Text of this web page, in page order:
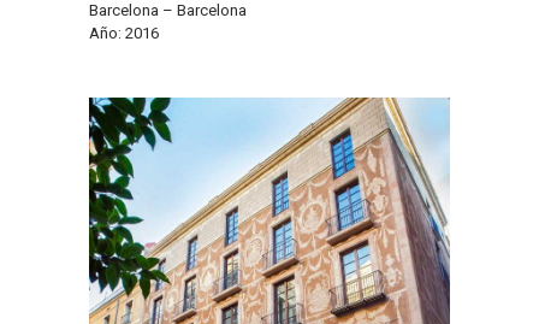
Barcelona – Barcelona
Año: 2016